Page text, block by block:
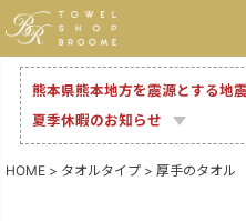
熊本県熊本地方を震源とする地
夏季休暇のお知らせ
HOME タオルタイプ 厚手のタオル